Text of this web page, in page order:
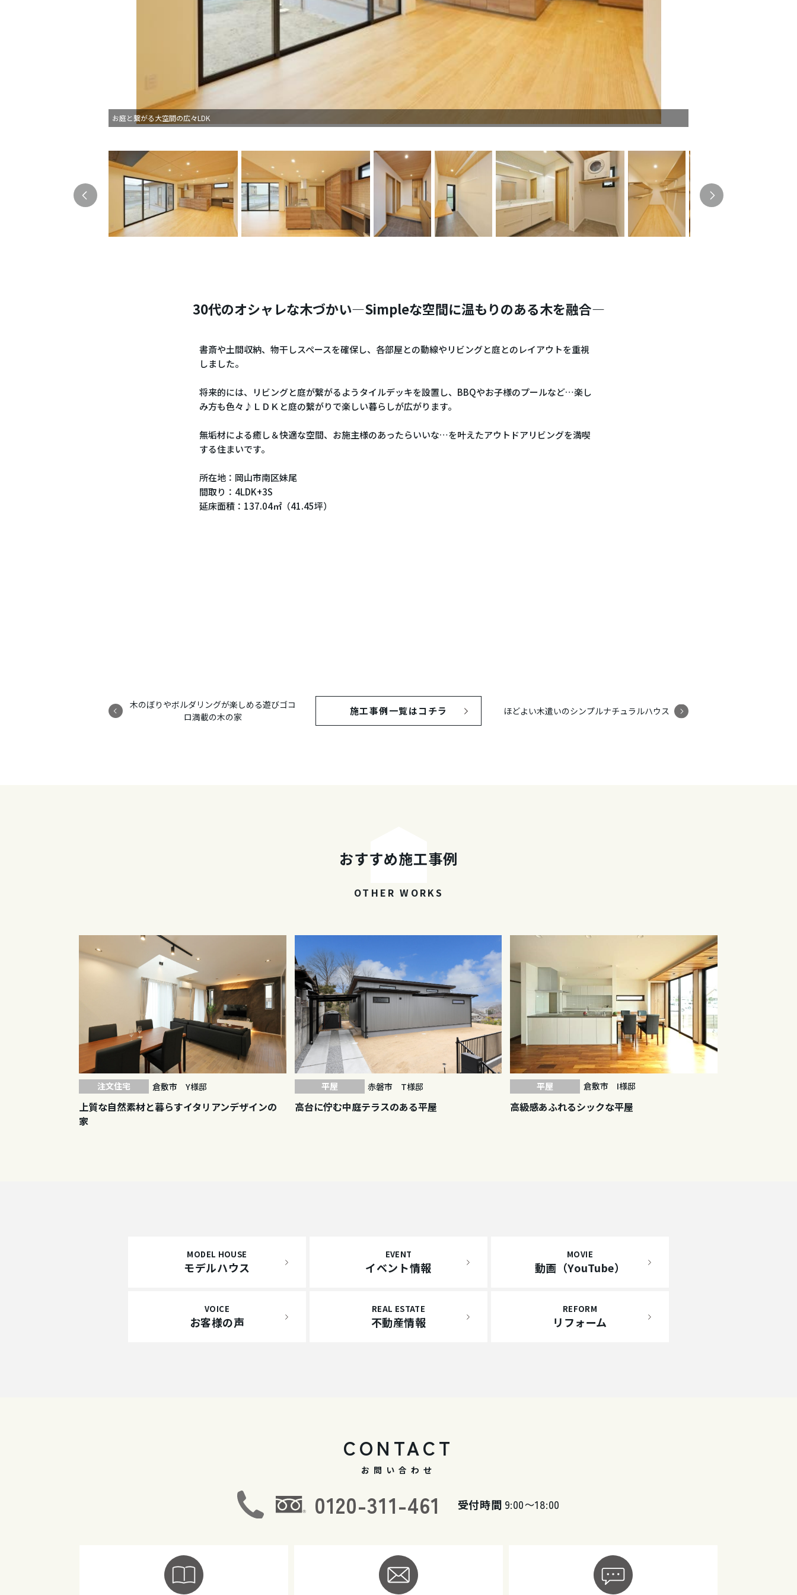
お庭と繋がる大空間の広々LDK
キッチンの床はタイル仕上げで、お掃除もラクラクです
無垢の床、アガチスの羽目板天井が優しい雰囲気の玄関ホール
調湿効果のある羽目板天井で年中快適な脱衣室兼ランドリールーム
二連洗面台は忙しい朝も安心！大人気のガス衣類乾燥機「乾太くん」も採用
主寝室に繋がる5帖のWIC
ベビーカーやゴルフバッグなど…外で使うものがたっぷりしまえる大容量の土間収納
子供室は構造梁を現しました
防音効果を高め、自宅での仕事も捗る5帖の書斎
タイルをオシャレに採り入れました
30代のオシャレな木づかい―Simpleな空間に温もりのある木を融合―
書斎や土間収納、物干しスペースを確保し、各部屋との動線やリビングと庭とのレイアウトを重視
しました。
将来的には、リビングと庭が繋がるようタイルデッキを設置し、BBQやお子様のプールなど…楽し
み方も色々♪ＬＤＫと庭の繋がりで楽しい暮らしが広がります。
無垢材による癒し＆快適な空間、お施主様のあったらいいな…を叶えたアウトドアリビングを満喫
する住まいです。
所在地：岡山市南区妹尾
間取り：4LDK+3S
延床面積：137.04㎡（41.45坪）
木のぼりやボルダリングが楽しめる遊びゴコ
ロ満載の木の家
施工事例一覧はコチラ ほどよい木遣いのシンプルナチュラルハウス
おすすめ施工事例
OTHER WORKS
注文住宅 倉敷市 Y様邸
上質な自然素材と暮らすイタリアンデザインの
家
平屋 赤磐市 T様邸
高台に佇む中庭テラスのある平屋
平屋 倉敷市 I様邸
高級感あふれるシックな平屋
MODEL HOUSE
モデルハウス
EVENT
イベント情報
MOVIE
動画（YouTube）
VOICE
お客様の声
REAL ESTATE
不動産情報
REFORM
リフォーム
CONTACT
お問い合わせ
0120-311-461 受付時間 9:00〜18:00